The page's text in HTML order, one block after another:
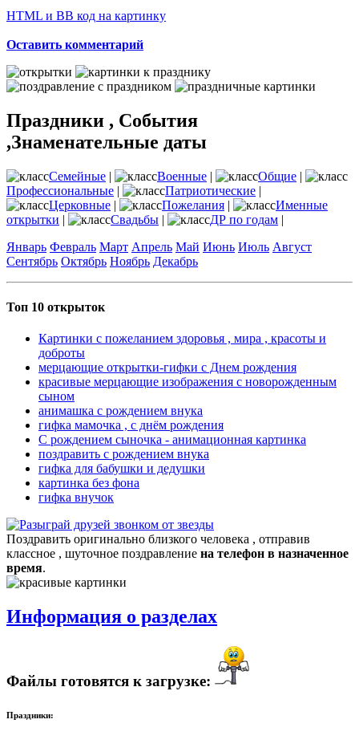
HTML и BB код на картинку
Оставить комментарий
Праздники , События
,Знаменательные даты
Семейные | Военные | Общие |
Профессиональные | Патриотические |
Церковные | Пожелания |
Именные
открытки | Свадьбы | ДР по годам |
Январь Февраль Март Апрель Май Июнь Июль Август
Сентябрь Октябрь Ноябрь Декабрь
Топ 10 открыток
Картинки с пожеланием здоровья , мира , красоты и
доброты
мерцающие открытки-гифки с Днем рождения
красивые мерцающие изображения с новорожденным
сыном
анимашка с рождением внука
гифка мамочка , с днём рождения
С рождением сыночка - анимационная картинка
поздравить с рождением внука
гифка для бабушки и дедушки
картинка без фона
гифка внучок
Поздравить оригинально близкого человека , отправив
классное , шуточное поздравление на телефон в назначенное
время.
Информация о разделах
Файлы готовятся к загрузке:
Праздники: